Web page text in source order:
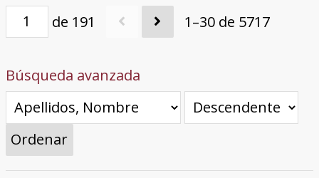
de 191 1–30 de 5717
Búsqueda avanzada
Ordenar